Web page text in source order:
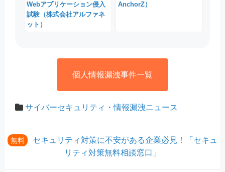
Webアプリケーション侵入
試験（株式会社アルファネ
ット）
AnchorZ）
個人情報漏洩事件一覧
サイバーセキュリティ・情報漏洩ニュース
無料
セキュリティ対策に不安がある企業必見！「セキュ
リティ対策無料相談窓口」